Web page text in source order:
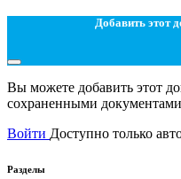
Добавить этот
Вы можете добавить этот
сохраненными документами
Войти Доступно только
Разделы